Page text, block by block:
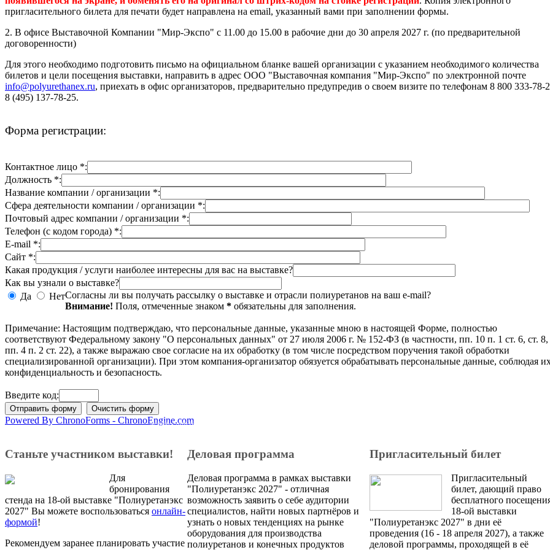
пригласительного билета для печати будет направлена на email, указанный вами при заполнении формы.
2. В офисе Выставочной Компании "Мир-Экспо" с 11.00 до 15.00 в рабочие дни до 30 апреля 2027 г. (по предварительной
договоренности)
Для этого необходимо подготовить письмо на официальном бланке вашей организации с указанием необходимого количества
билетов и цели посещения выставки, направить в адрес ООО "Выставочная компания "Мир-Экспо" по электронной почте
info@polyurethanex.ru, приехать в офис организаторов, предварительно предупредив о своем визите по телефонам 8 800 333-78-
8 (495) 137-78-25.
Форма регистрации:
Контактное лицо *:
Должность *:
Название компании / организации *:
Сфера деятельности компании / организации *:
Почтовый адрес компании / организации *:
Телефон (с кодом города) *:
E-mail *:
Сайт *:
Какая продукция / услуги наиболее интересны для вас на выставке?
Как вы узнали о выставке?
Согласны ли вы получать рассылку о выставке и отрасли полиуретанов на ваш e-mail?
Да
Нет
Внимание! Поля, отмеченные знаком * обязательны для заполнения.
Примечание: Настоящим подтверждаю, что персональные данные, указанные мною в настоящей Форме, полностью
соответствуют Федеральному закону "О персональных данных" от 27 июля 2006 г. № 152-ФЗ (в частности, пп. 10 п. 1 ст. 6, ст. 8,
пп. 4 п. 2 ст. 22), а также выражаю свое согласие на их обработку (в том числе посредством поручения такой обработки
специализированной организации). При этом компания-организатор обязуется обрабатывать персональные данные, соблюдая
конфиденциальность и безопасность.
Введите код:
Powered By ChronoForms - ChronoEngine.com
Станьте участником выставки!
Для
бронирования
стенда на 18-ой выставке "Полиуретанэкс
2027" Вы можете воспользоваться онлайн-
формой!
Рекомендуем заранее планировать участие
Деловая программа
Деловая программа в рамках выставки
"Полиуретанэкс 2027" - отличная
возможность заявить о себе аудитории
специалистов, найти новых партнёров и
узнать о новых тенденциях на рынке
оборудования для производства
полиуретанов и конечных продуктов
Пригласительный билет
Пригласительный
билет, дающий право
бесплатного
18-ой выставки
"Полиуретанэкс 2027" в дни её
проведения (16 - 18 апреля 2027), а также
деловой программы, проходящей в её
© 2008 - 2026Полиуретанэкс - выставка полиуретановых материалов и технологий их производства